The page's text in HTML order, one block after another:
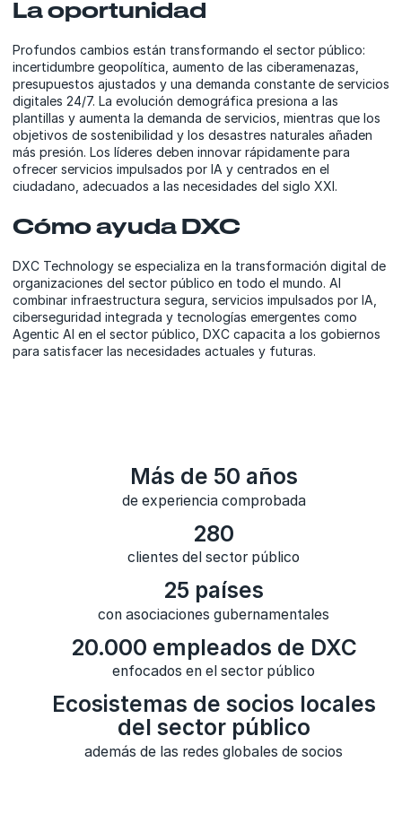
La oportunidad
Profundos cambios están transformando el sector público:
incertidumbre geopolítica, aumento de las ciberamenazas,
presupuestos ajustados y una demanda constante de servicios
digitales 24/7. La evolución demográfica presiona a las
plantillas y aumenta la demanda de servicios, mientras que los
objetivos de sostenibilidad y los desastres naturales añaden
más presión. Los líderes deben innovar rápidamente para
ofrecer servicios impulsados por IA y centrados en el
ciudadano, adecuados a las necesidades del siglo XXI.
Cómo ayuda DXC
DXC Technology se especializa en la transformación digital de
organizaciones del sector público en todo el mundo. Al
combinar infraestructura segura, servicios impulsados por IA,
ciberseguridad integrada y tecnologías emergentes como
Agentic AI en el sector público, DXC capacita a los gobiernos
para satisfacer las necesidades actuales y futuras.
Más de 50 años
de experiencia comprobada
280
clientes del sector público
25 países
con asociaciones gubernamentales
20.000 empleados de DXC
enfocados en el sector público
Ecosistemas de socios locales
del sector público
además de las redes globales de socios